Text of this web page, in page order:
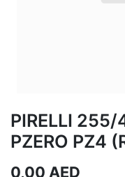
PIRELLI 255/
PZERO PZ4
0,00 AED